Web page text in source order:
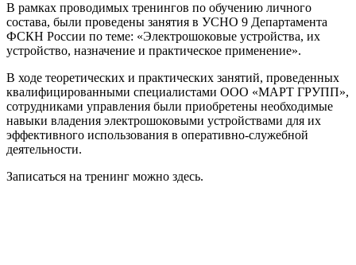
В рамках проводимых тренингов по обучению личного
состава, были проведены занятия в УСНО 9 Департамента
ФСКН России по теме: «Электрошоковые устройства, их
устройство, назначение и практическое применение».
В ходе теоретических и практических занятий, проведенных
квалифицированными специалистами ООО «МАРТ ГРУПП»,
сотрудниками управления были приобретены необходимые
навыки владения электрошоковыми устройствами для их
эффективного использования в оперативно-служебной
деятельности.
Записаться на тренинг можно здесь.